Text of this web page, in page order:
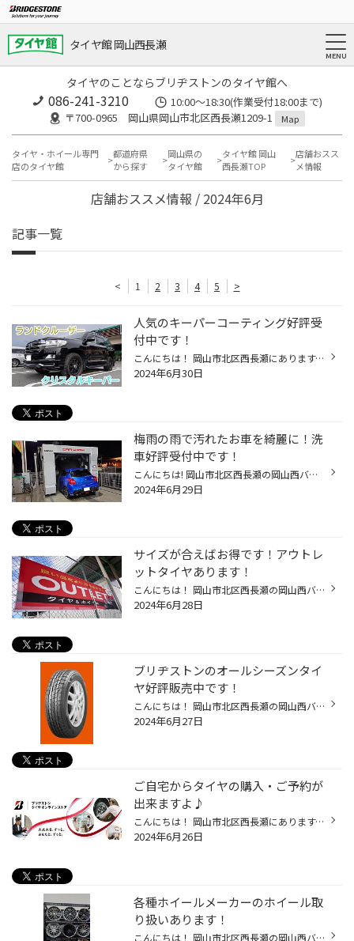
タイヤ館 岡山西長瀬
タイヤのことならブリヂストンのタイヤ館へ
086-241-3210
10:00〜18:30(作業受付18:00まで)
〒700-0965 岡山県岡山市北区西長瀬1209-1
Map
タイヤ・ホイール専門
店のタイヤ館
都道府県
から探す
岡山県の
タイヤ館
タイヤ館 岡山
西長瀬TOP
店舗おスス
メ情報
店舗おススメ情報 / 2024年6月
記事一覧
< 1 2 3 4 5 >
人気のキーパーコーティング好評受
付中です！
こんにちは！ 岡山市北区西長瀬にあります、タイヤ館岡山西長瀬店スタッフのスマスです！ いつも当店のWEBページをご覧いただきありがとうございます！ いよいよ本日で6月も終わりますね！ 7月と聞くといよいよ夏本番が始まった感じがします！ 暑さが増してくると思いますので皆さま熱中症にはお気...
2024年6月30日
梅雨の雨で汚れたお車を綺麗に！洗
車好評受付中です！
こんにちは! 岡山市北区西長瀬の岡山西バイパス沿いにあります、タイヤ館岡山西長瀬店スタッフのスマスです！ いつも当店のWebページをご覧頂きありがとうございます! 梅雨に入り天気の悪い日は少し肌寒い日もありますね！ 皆様寒暖差で体調崩されませんようお気をつけくださいね(*^^*) 当店では洗...
2024年6月29日
サイズが合えばお得です！アウトレ
ットタイヤあります！
こんにちは！ 岡山市北区西長瀬の岡山西バイパス沿いにあります、タイヤ館岡山西長瀬店スタッフのスマスです！ いつも当店のWEBページをご覧いただきありがとうございます！ ここ数日雨が降る日が続いていますね！ 雨で視界が悪くなりやすくなるので ワイパーの拭き取りが悪いと感じたらお気軽に点...
2024年6月28日
ブリヂストンのオールシーズンタイ
ヤ好評販売中です！
こんにちは！ 岡山市北区西長瀬の岡山西バイパス沿いにあります、タイヤ館岡山西長瀬店スタッフのスマスです！ いつも当店のWEBページをご覧いただきありがとうございます！ 木曜日は女性の方必見！レディースデーの開催日です！ エンジンオイルやメンテナンス用品がお得になりますので是非お気軽に...
2024年6月27日
ご自宅からタイヤの購入・ご予約が
出来ますよ♪
こんにちは！ 岡山市北区西長瀬にあります、タイヤ館岡山西長瀬店スタッフのスマスです！ いつも当店のWEBページをご覧いただきありがとうございます！ ブリヂストンのタイヤがご自宅で買えちゃいます♪ 実は！！ ネットからでもタイヤ購入ができるのを ご存知ですか??(・。・) いくつかのサイトで購...
2024年6月26日
各種ホイールメーカーのホイール取
り扱いあります！
こんにちは！ 岡山市北区西長瀬の岡山西バイパス沿いにあります、タイヤ館岡山西長瀬店スタッフのスマスです！ いつも当店のWebページをご覧いただきありがとうございます！ 中国地方も梅雨入りし、本格的な夏もすぐそこまで近付いてます！ 夏休みのお出かけ前のお車点検はぜひ当店にお任せください...